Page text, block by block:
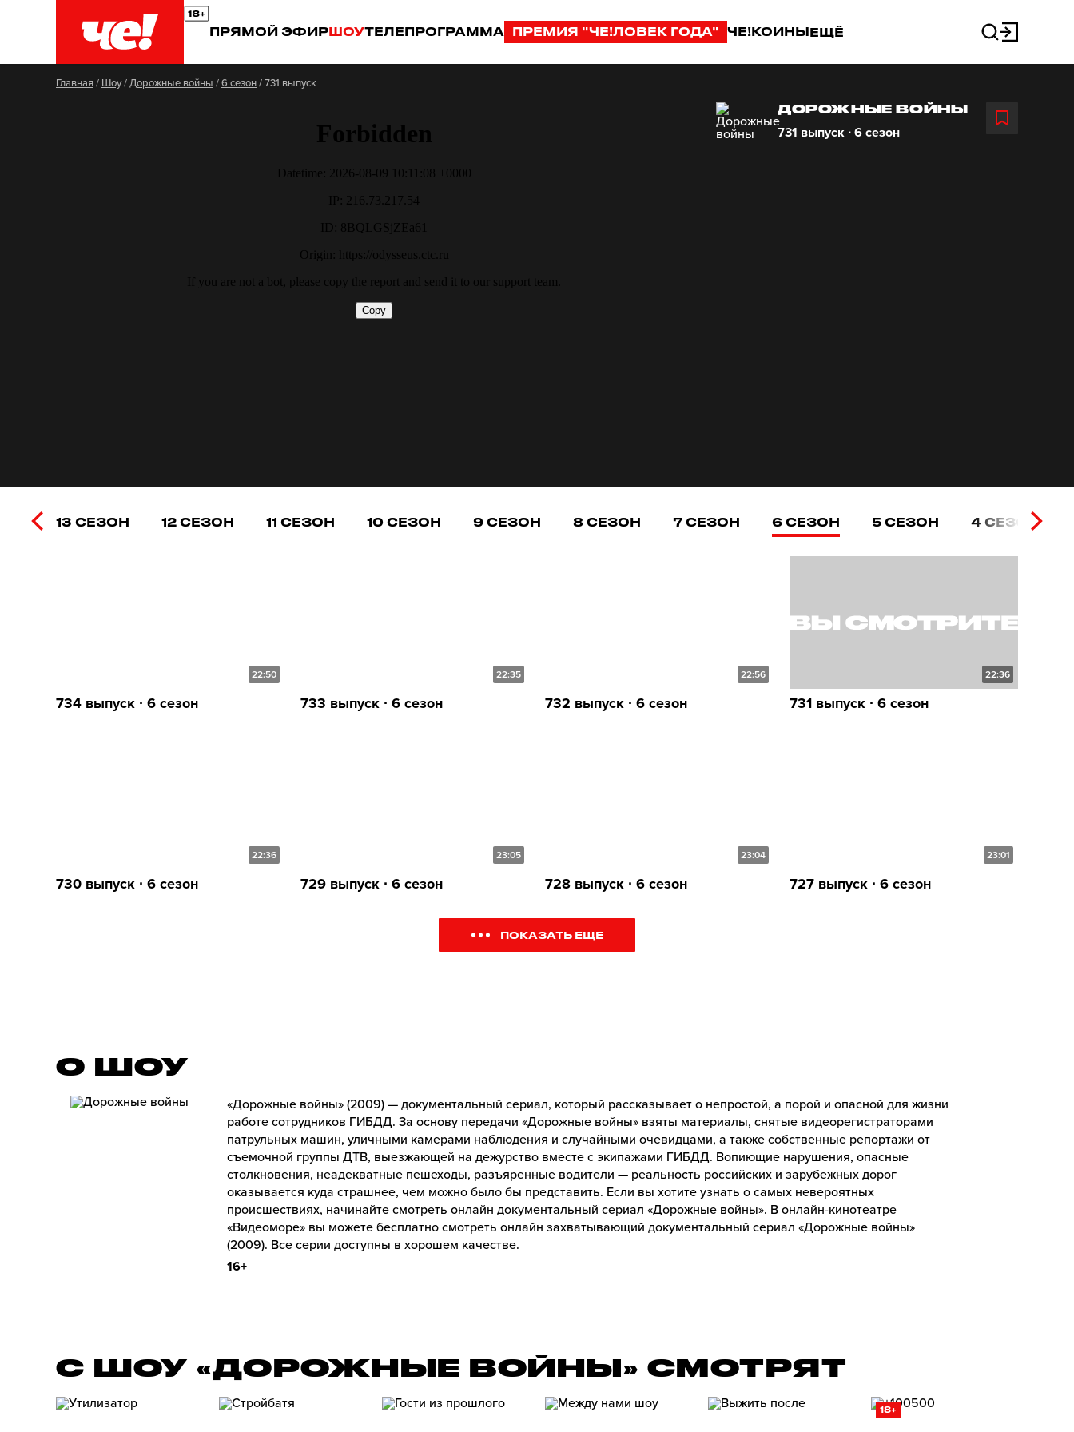
ПРЯМОЙ ЭФИРШОУТЕЛЕПРОГРАММА ПРЕМИЯ "ЧЕ!ЛОВЕК ГОДА" ЧЕ!КОИНЫЕЩЁ
Главная/ Шоу/Дорожные войны /6 сезон/731 выпуск
ДОРОЖНЫЕ ВОЙНЫ
731 выпуск ∙ 6 сезон
13 СЕЗОН 12 СЕЗОН 11 СЕЗОН 10 СЕЗОН 9 СЕЗОН 8 СЕЗОН 7 СЕЗОН 6 СЕЗОН 5 СЕЗОН 4 СЕЗОН
22:50
734 выпуск ∙ 6 сезон
22:35
733 выпуск ∙ 6 сезон
22:56
732 выпуск ∙ 6 сезон
22:36
731 выпуск ∙ 6 сезон
22:36
730 выпуск ∙ 6 сезон
23:05
729 выпуск ∙ 6 сезон
23:04
728 выпуск ∙ 6 сезон
23:01
727 выпуск ∙ 6 сезон
ПОКАЗАТЬ ЕЩЕ
О ШОУ
«Дорожные войны» (2009) — документальный сериал, который рассказывает о непростой, а порой и опасной для жизни
работе сотрудников ГИБДД. За основу передачи «Дорожные войны» взяты материалы, снятые видеорегистраторами
патрульных машин, уличными камерами наблюдения и случайными очевидцами, а также собственные репортажи от
съемочной группы ДТВ, выезжающей на дежурство вместе с экипажами ГИБДД. Вопиющие нарушения, опасные
столкновения, неадекватные пешеходы, разъяренные водители — реальность российских и зарубежных дорог
оказывается куда страшнее, чем можно было бы представить. Если вы хотите узнать о самых невероятных
происшествиях, начинайте смотреть онлайн документальный сериал «Дорожные войны». В онлайн-кинотеатре
«Видеоморе» вы можете бесплатно смотреть онлайн захватывающий документальный сериал «Дорожные войны»
(2009). Все серии доступны в хорошем качестве.
16+
С ШОУ «ДОРОЖНЫЕ ВОЙНЫ» СМОТРЯТ
18+